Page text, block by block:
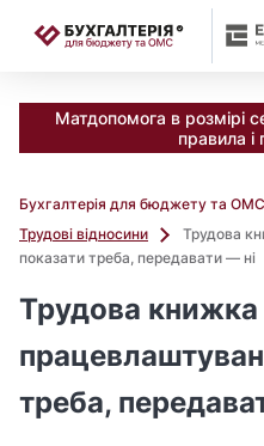
Матдопомога в розмірі
правила
Бухгалтерія для бюджету та ОМС
Трудові відносини
Трудова
показати треба, передавати — ні
Трудова книжка
треба,